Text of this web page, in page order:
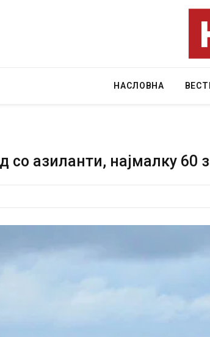
НАСЛОВНА
со азиланти, најмалку 60